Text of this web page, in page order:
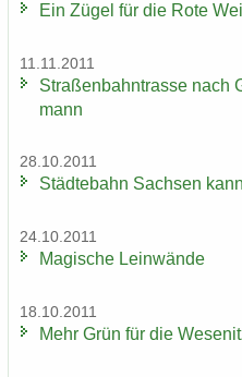
Ein Zügel für die Rote
11.11.2011
Stra­ßen­bahn­tras­se nach
mann
28.10.2011
Städ­te­bahn Sach­sen
24.10.2011
Ma­gi­sche Lein­wän­de
18.10.2011
Mehr Grün für die